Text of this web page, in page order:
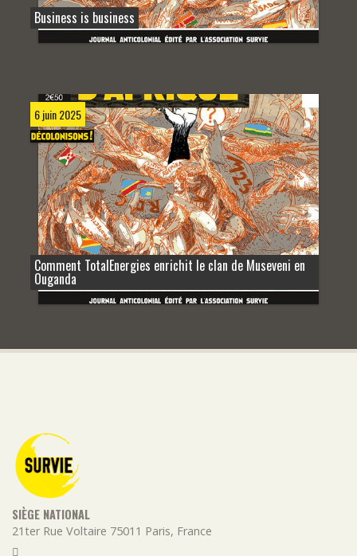
Business is business
6 juin 2025
Comment TotalEnergies enrichit le clan de Museveni en
Ouganda
SIÈGE NATIONAL
21ter Rue Voltaire 75011 Paris, France